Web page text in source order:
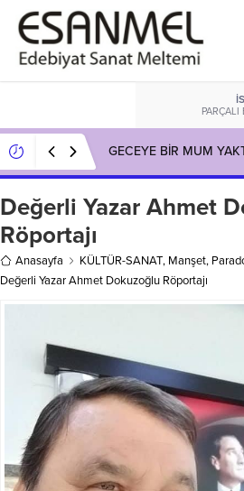
PARÇALI
Gülenay Güneş’in
OLMAYAN ON ÇOCUĞU
Değerli Yazar Ahmet
Röportajı
Anasayfa KÜLTÜR-SANAT, Manşet,
Değerli Yazar Ahmet Dokuzoğlu Röportajı